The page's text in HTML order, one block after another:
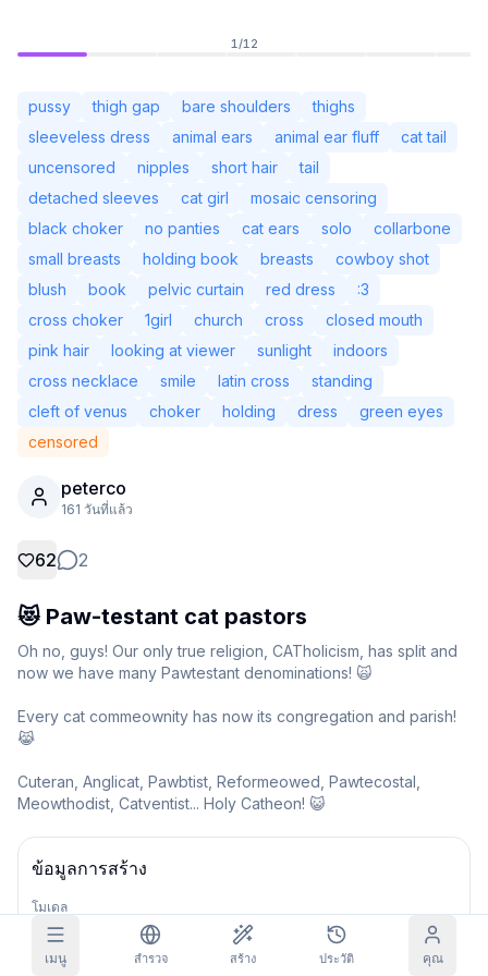
เมนู สำรวจ สร้าง ประวัติ คุณ
ยังไม่ได้เข้าสู่ระบบ
ตัวกรองเนื้อหา 6 ถูกซ่อน
การสมัครสมาชิก
Discord
ช่วยเหลือ & สนับสนุน
รับเครดิตรายวัน
วันนี้
+3
+ 3
+4
+4
+5
+5
+6
รับทุกวันเพื่อต่อสตรีคของคุณ
แพ็กเครดิต Referrals เควส
1 /12
pussy thigh gap bare shoulders
thighs
sleeveless dress
animal ears animal ear fluff
cat tail
uncensored
nipples short hair
tail
detached sleeves
cat girl
mosaic censoring
black choker
no panties cat ears solo
collarbone
small breasts
holding book breasts
cowboy shot
blush
book pelvic curtain red dress
:3
cross choker
1girl church cross
closed mouth
pink hair
looking at viewer sunlight
indoors
cross necklace
smile latin cross
standing
cleft of venus
choker holding dress
green eyes
censored
peterco
161 วันที่แล้ว
62 2
😻 Paw-testant cat pastors
Oh no, guys! Our only true religion, CATholicism, has split and
now we have many Pawtestant denominations! 🙀
Every cat commeownity has now its congregation and parish!
😹
Cuteran, Anglicat, Pawbtist, Reformeowed, Pawtecostal,
Meowthodist, Catventist... Holy Catheon! 😺
ข้อมูลการสร้าง
โมเดล
Amanatsu (Illustrious)